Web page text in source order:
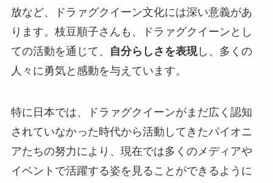
放など、ドラァグクイーン文化には深い意義があ
ります。枝豆順子さんも、ドラァグクイーンとし
ての活動を通じて、
自分らしさを表現し、多くの
人々に勇気と感動を与えています。
特に日本では、ドラァグクイーンがまだ広く認知
されていなかった時代から活動してきたパイオニ
アたちの努力により、現在では多くのメディアや
イベントで活躍する姿を見ることができるように